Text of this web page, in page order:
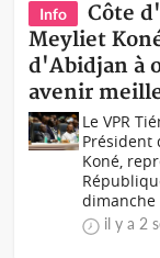
Info
Côte
Meyliet
d'Abidjan à
avenir
Le VPR
Président
Koné,
dimanche
il y a 2